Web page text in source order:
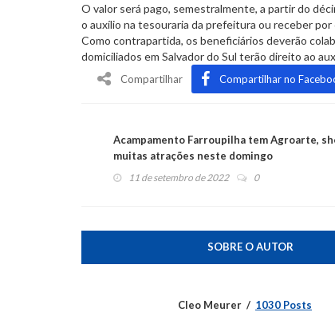
O valor será pago, semestralmente, a partir do
o auxílio na tesouraria da prefeitura ou receber
Como contrapartida, os beneficiários deverão
domiciliados em Salvador do Sul terão direito ao
Compartilhar Compartilhar no
Acampamento Farroupilha tem Agroarte,
muitas atrações neste domingo
11 de setembro de 2022 0
SOBRE O AUTOR
Cleo Meurer 1030 Posts